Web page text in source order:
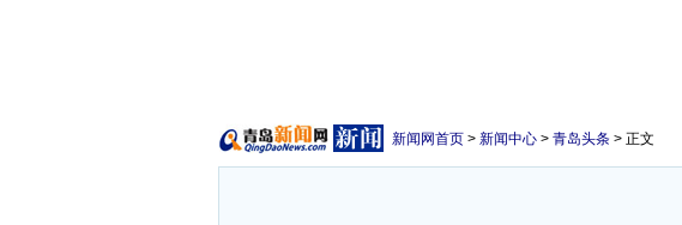
新闻网首页 > 新闻中心 > 青岛头条 > 正文